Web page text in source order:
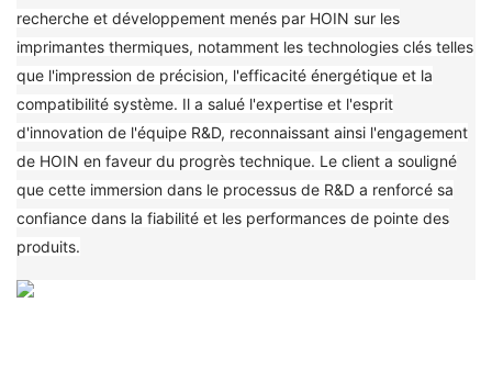
recherche et développement menés par HOIN sur les
imprimantes thermiques, notamment les technologies clés telles
que l'impression de précision, l'efficacité énergétique et la
compatibilité système. Il a salué l'expertise et l'esprit
d'innovation de l'équipe R&D, reconnaissant ainsi l'engagement
de HOIN en faveur du progrès technique. Le client a souligné
que cette immersion dans le processus de R&D a renforcé sa
confiance dans la fiabilité et les performances de pointe des
produits.